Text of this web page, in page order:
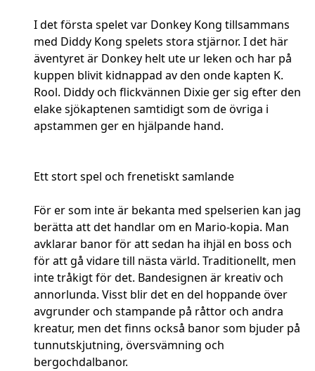
I det första spelet var Donkey Kong tillsammans
med Diddy Kong spelets stora stjärnor. I det här
äventyret är Donkey helt ute ur leken och har på
kuppen blivit kidnappad av den onde kapten K.
Rool. Diddy och flickvännen Dixie ger sig efter den
elake sjökaptenen samtidigt som de övriga i
apstammen ger en hjälpande hand.
Ett stort spel och frenetiskt samlande
För er som inte är bekanta med spelserien kan jag
berätta att det handlar om en Mario-kopia. Man
avklarar banor för att sedan ha ihjäl en boss och
för att gå vidare till nästa värld. Traditionellt, men
inte tråkigt för det. Bandesignen är kreativ och
annorlunda. Visst blir det en del hoppande över
avgrunder och stampande på råttor och andra
kreatur, men det finns också banor som bjuder på
tunnutskjutning, översvämning och
bergochdalbanor.